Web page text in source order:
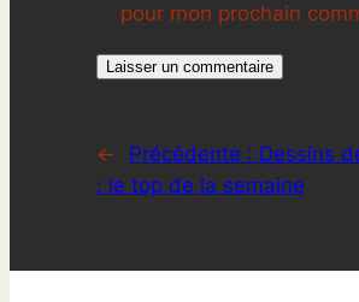
pour mon prochain
← Précédente : Dessins
: le top de la semaine